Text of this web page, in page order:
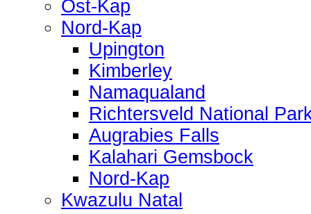
Ost-Kap
Nord-Kap
Upington
Kimberley
Namaqualand
Richtersveld National
Augrabies Falls
Kalahari Gemsbock
Nord-Kap
Kwazulu Natal